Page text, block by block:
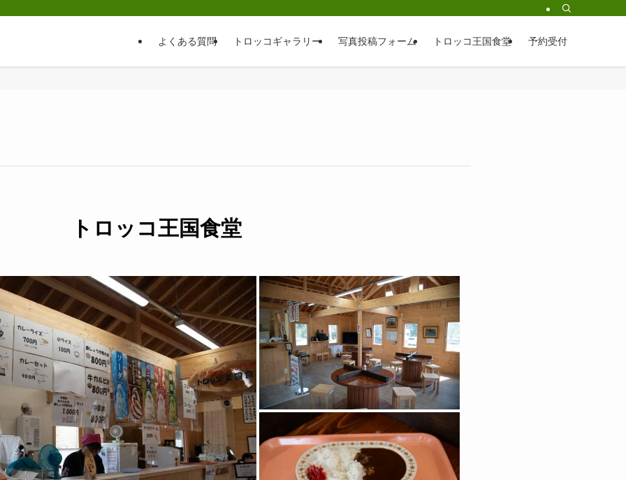
よくある質問 トロッコギャラリー 写真投稿フォーム トロッコ王国食堂 予約受付
トロッコ王国食堂